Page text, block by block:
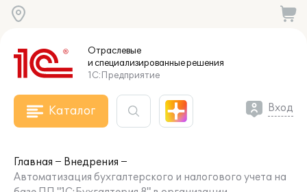
Отраслевые
и специализированныерешения
1С:Предприятие
Каталог Вход
Главная
Внедрения
Автоматизация бухгалтерского и налогового учета на